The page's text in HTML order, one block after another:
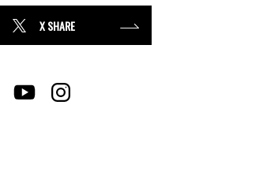
X SHARE